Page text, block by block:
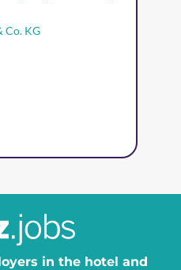
Co. KG
in the hotel and